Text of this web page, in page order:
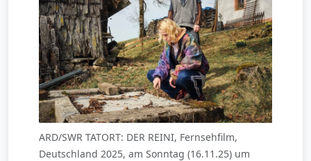
ARD/SWR TATORT: DER REINI, Fernsehfilm,
Deutschland 2025, am Sonntag (16.11.25) um